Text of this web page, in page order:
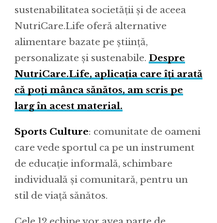
sustenabilitatea societății și de aceea
NutriCare.Life oferă alternative
alimentare bazate pe știință,
personalizate și sustenabile. Despre
NutriCare.Life, aplicația care îți arată
că poți mânca sănătos, am scris pe
larg în acest material.
Sports Culture: comunitate de oameni
care vede sportul ca pe un instrument
de educație informală, schimbare
individuală și comunitară, pentru un
stil de viață sănătos.